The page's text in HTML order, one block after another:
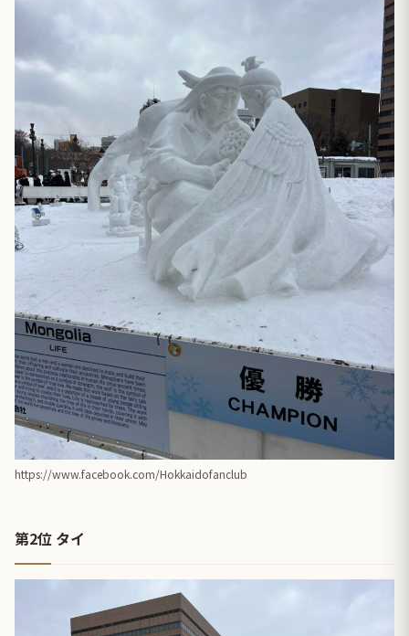
https://www.facebook.com/Hokkaidofanclub
第2位 タイ